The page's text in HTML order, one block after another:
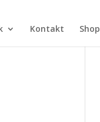
Kontakt Shop